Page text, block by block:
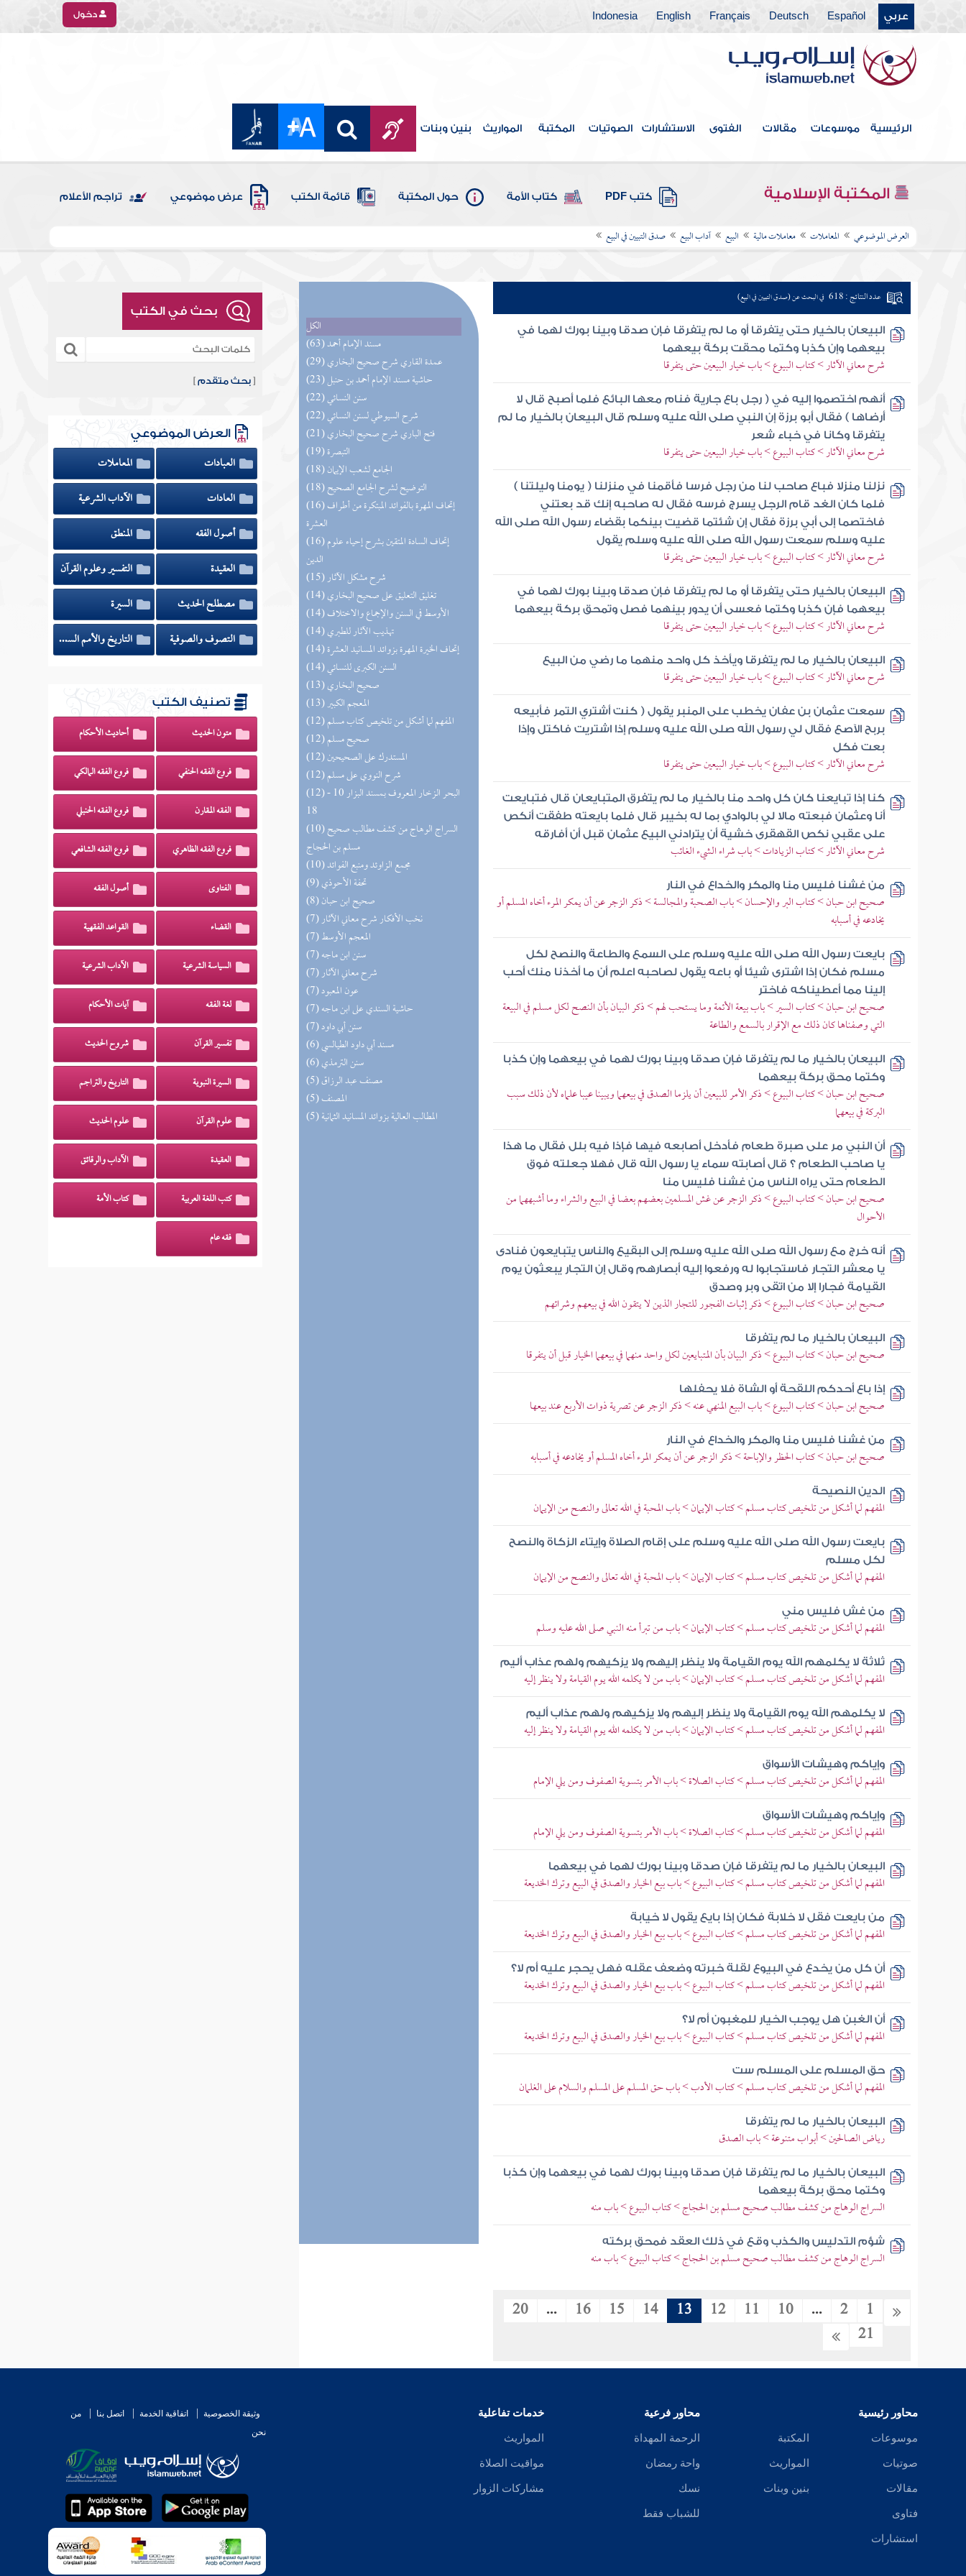
عربي Español
Deutsch
Français
English
Indonesia دخول
الرئيسية موسوعات مقالات الفتوى الاستشارات الصوتيات المكتبة المواريث بنين وبنات
المكتبة الإسلامية كتب PDF كتاب الأمة حول المكتبة قائمة الكتب عرض موضوعي تراجم الأعلام
العرض الموضوعي المعاملات معاملات مالية البيع آداب البيع صدق التبيين في البيع
الكل
(63) مسند الإمام أحمد
(29) عمدة القاري شرح صحيح البخاري
(23) حاشية مسند الإمام أحمد بن حنبل
(22) سنن النسائي
(22) شرح السيوطي لسنن النسائي
(21) فتح الباري شرح صحيح البخاري
(19) التبصرة
(18) الجامع لشعب الإيمان
(18) التوضيح لشرح الجامع الصحيح
(16) إتحاف المهرة بالفوائد المبتكرة من أطراف
العشرة
(16) إتحاف السادة المتقين بشرح إحياء علوم
الدين
(15) شرح مشكل الآثار
(14) تغليق التعليق على صحيح البخاري
(14) الأوسط في السنن والإجماع والاختلاف
(14) تهذيب الآثار للطبري
(14) إتحاف الخيرة المهرة بزوائد المسانيد العشرة
(14) السنن الكبرى للنسائي
(13) صحيح البخاري
(13) المعجم الكبير
(12) المفهم لما أشكل من تلخيص كتاب مسلم
(12) صحيح مسلم
(12) المستدرك على الصحيحين
(12) شرح النووي على مسلم
(12) البحر الزخار المعروف بمسند البزار 10 -
18
(10) السراج الوهاج من كشف مطالب صحيح
مسلم بن الحجاج
(10) مجمع الزاوئد ومنبع الفوائد
(9) تحفة الأحوذي
(8) صحيح ابن حبان
(7) نخب الأفكار شرح معاني الآثار
(7) المعجم الأوسط
(7) سنن ابن ماجه
(7) شرح معاني الآثار
(7) عون المعبود
(7) حاشية السندي على ابن ماجه
(7) سنن أبي داود
(6) مسند أبي داود الطيالسي
(6) سنن الترمذي
(5) مصنف عبد الرزاق
(5) المصنف
(5) المطالب العالية بزوائد المسانيد الثمانية
عدد النتائج : 618 في البحث عن (صدق التبيين في البيع)
البيعان بالخيار حتى يتفرقا أو ما لم يتفرقا فإن صدقا وبينا بورك لهما في
بيعهما وإن كذبا وكتما محقت بركة بيعهما
شرح معاني الآثار > كتاب البيوع > باب خيار البيعين حتى يتفرقا
أنهم اختصموا إليه في ( رجل باع جارية فنام معها البائع فلما أصبح قال لا
أرضاها ) فقال أبو برزة إن النبي صلى الله عليه وسلم قال البيعان بالخيار ما لم
يتفرقا وكانا في خباء شعر
شرح معاني الآثار > كتاب البيوع > باب خيار البيعين حتى يتفرقا
نزلنا منزلا فباع صاحب لنا من رجل فرسا فأقمنا في منزلنا ( يومنا وليلتنا )
فلما كان الغد قام الرجل يسرج فرسه فقال له صاحبه إنك قد بعتني
فاختصما إلى أبي برزة فقال إن شئتما قضيت بينكما بقضاء رسول الله صلى الله
عليه وسلم سمعت رسول الله صلى الله عليه وسلم يقول
شرح معاني الآثار > كتاب البيوع > باب خيار البيعين حتى يتفرقا
البيعان بالخيار حتى يتفرقا أو ما لم يتفرقا فإن صدقا وبينا بورك لهما في
بيعهما فإن كذبا وكتما فعسى أن يدور بينهما فصل وتمحق بركة بيعهما
شرح معاني الآثار > كتاب البيوع > باب خيار البيعين حتى يتفرقا
البيعان بالخيار ما لم يتفرقا ويأخذ كل واحد منهما ما رضي من البيع
شرح معاني الآثار > كتاب البيوع > باب خيار البيعين حتى يتفرقا
سمعت عثمان بن عفان يخطب على المنبر يقول ( كنت أشتري التمر فأبيعه
بربح الآصع فقال لي رسول الله صلى الله عليه وسلم إذا اشتريت فاكتل وإذا
بعت فكل
شرح معاني الآثار > كتاب البيوع > باب خيار البيعين حتى يتفرقا
كنا إذا تبايعنا كان كل واحد منا بالخيار ما لم يتفرق المتبايعان قال فتبايعت
أنا وعثمان فبعته مالا لي بالوادي بما له بخيبر قال فلما بايعته طفقت أنكص
على عقبي نكص القهقرى خشية أن يترادني البيع عثمان قبل أن أفارقه
شرح معاني الآثار > كتاب الزيادات > باب شراء الشيء الغائب
من غشنا فليس منا والمكر والخداع في النار
صحيح ابن حبان > كتاب البر والإحسان > باب الصحبة والمجالسة > ذكر الزجر عن أن يمكر المرء أخاه المسلم أو
يخادعه في أسبابه
بايعت رسول الله صلى الله عليه وسلم على السمع والطاعة والنصح لكل
مسلم فكان إذا اشترى شيئا أو باعه يقول لصاحبه اعلم أن ما أخذنا منك أحب
إلينا مما أعطيناكه فاختر
صحيح ابن حبان > كتاب السير > باب بيعة الأئمة وما يستحب لهم > ذكر البيان بأن النصح لكل مسلم في البيعة
التي وصفناها كان ذلك مع الإقرار بالسمع والطاعة
البيعان بالخيار ما لم يتفرقا فإن صدقا وبينا بورك لهما في بيعهما وإن كذبا
وكتما محق بركة بيعهما
صحيح ابن حبان > كتاب البيوع > ذكر الأمر للبيعين أن يلزما الصدق في بيعهما ويبينا عيبا علماه لأن ذلك سبب
البركة في بيعهما
أن النبي مر على صبرة طعام فأدخل أصابعه فيها فإذا فيه بلل فقال ما هذا
يا صاحب الطعام ؟ قال أصابته سماء يا رسول الله قال فهلا جعلته فوق
الطعام حتى يراه الناس من غشنا فليس منا
صحيح ابن حبان > كتاب البيوع > ذكر الزجر عن غش المسلمين بعضهم بعضا في البيع والشراء وما أشبههما من
الأحوال
أنه خرج مع رسول الله صلى الله عليه وسلم إلى البقيع والناس يتبايعون فنادى
يا معشر التجار فاستجابوا له ورفعوا إليه أبصارهم وقال إن التجار يبعثون يوم
القيامة فجارا إلا من اتقى وبر وصدق
صحيح ابن حبان > كتاب البيوع > ذكر إثبات الفجور للتجار الذين لا يتقون الله في بيعهم وشرائهم
البيعان بالخيار ما لم يتفرقا
صحيح ابن حبان > كتاب البيوع > ذكر البيان بأن المتبايعين لكل واحد منهما في بيعهما الخيار قبل أن يتفرقا
إذا باع أحدكم اللقحة أو الشاة فلا يحفلها
صحيح ابن حبان > كتاب البيوع > باب البيع المنهي عنه > ذكر الزجر عن تصرية ذوات الأربع عند بيعها
من غشنا فليس منا والمكر والخداع في النار
صحيح ابن حبان > كتاب الحظر والإباحة > ذكر الزجر عن أن يمكر المرء أخاه المسلم أو يخادعه في أسبابه
الدين النصيحة
المفهم لما أشكل من تلخيص كتاب مسلم > كتاب الإيمان > باب المحبة في الله تعالى والنصح من الإيمان
بايعت رسول الله صلى الله عليه وسلم على إقام الصلاة وإيتاء الزكاة والنصح
لكل مسلم
المفهم لما أشكل من تلخيص كتاب مسلم > كتاب الإيمان > باب المحبة في الله تعالى والنصح من الإيمان
من غش فليس مني
المفهم لما أشكل من تلخيص كتاب مسلم > كتاب الإيمان > باب من تبرأ منه النبي صلى الله عليه وسلم
ثلاثة لا يكلمهم الله يوم القيامة ولا ينظر إليهم ولا يزكيهم ولهم عذاب أليم
المفهم لما أشكل من تلخيص كتاب مسلم > كتاب الإيمان > باب من لا يكلمه الله يوم القيامة ولا ينظر إليه
لا يكلمهم الله يوم القيامة ولا ينظر إليهم ولا يزكيهم ولهم عذاب أليم
المفهم لما أشكل من تلخيص كتاب مسلم > كتاب الإيمان > باب من لا يكلمه الله يوم القيامة ولا ينظر إليه
وإياكم وهيشات الأسواق
المفهم لما أشكل من تلخيص كتاب مسلم > كتاب الصلاة > باب الأمر بتسوية الصفوف ومن يلي الإمام
وإياكم وهيشات الأسواق
المفهم لما أشكل من تلخيص كتاب مسلم > كتاب الصلاة > باب الأمر بتسوية الصفوف ومن يلي الإمام
البيعان بالخيار ما لم يتفرقا فإن صدقا وبينا بورك لهما في بيعهما
المفهم لما أشكل من تلخيص كتاب مسلم > كتاب البيوع > باب بيع الخيار والصدق في البيع وترك الخديعة
من بايعت فقل لا خلابة فكان إذا بايع يقول لا خيابة
المفهم لما أشكل من تلخيص كتاب مسلم > كتاب البيوع > باب بيع الخيار والصدق في البيع وترك الخديعة
أن كل من يخدع في البيوع لقلة خبرته وضعف عقله فهل يحجر عليه أم لا؟
المفهم لما أشكل من تلخيص كتاب مسلم > كتاب البيوع > باب بيع الخيار والصدق في البيع وترك الخديعة
أن الغبن هل يوجب الخيار للمغبون أم لا؟
المفهم لما أشكل من تلخيص كتاب مسلم > كتاب البيوع > باب بيع الخيار والصدق في البيع وترك الخديعة
حق المسلم على المسلم ست
المفهم لما أشكل من تلخيص كتاب مسلم > كتاب الأدب > باب حق المسلم على المسلم والسلام على الغلمان
البيعان بالخيار ما لم يتفرقا
رياض الصالحين > أبواب متنوعة > باب الصدق
البيعان بالخيار ما لم يتفرقا فإن صدقا وبينا بورك لهما في بيعهما وإن كذبا
وكتما محق بركة بيعهما
السراج الوهاج من كشف مطالب صحيح مسلم بن الحجاج > كتاب البيوع > باب منه
شؤم التدليس والكذب وقع في ذلك العقد فمحق بركته
السراج الوهاج من كشف مطالب صحيح مسلم بن الحجاج > كتاب البيوع > باب منه
1
2
...
10
11
12
13
14
15
16
...
20
21
بحث في الكتب
[بحث متقدم ]
العرض الموضوعي
العبادات
المعاملات
العادات
الآداب الشرعية
أصول الفقه
المنطق
العقيدة
التفسير وعلوم القرآن
مصطلح الحديث
السيرة
التصوف والصوفية
التاريخ والأمم السابقة
تصنيف الكتب
متون الحديث أحاديث الأحكام
فروع الفقه الحنفي فروع الفقه المالكي
الفقه المقارن فروع الفقه الحنبلي
فروع الفقه الظاهري فروع الفقه الشافعي
الفتاوى أصول الفقه
القضاء القواعد الفقهية
السياسة الشرعية الآداب الشرعية
لغة الفقه آيات الأحكام
تفسير القرآن شروح الحديث
السيرة النبوية التاريخ والتراجم
علوم القرآن علوم الحديث
العقيدة الآداب والرقائق
كتب اللغة العربية كتاب الأمة
فقه عام
محاور رئيسية
موسوعات
صوتيات
مقالات
فتاوى
استشارات
المكتبة
المواريث
بنين وبنات
محاور فرعية
الرحمة المهداة
واحة رمضان
نسك
للشباب فقط
خدمات تفاعلية
المواريث
مواقيت الصلاة
مشاركات الزوار
وثيقة الخصوصية اتفاقية الخدمة اتصل بنا
من
نحن